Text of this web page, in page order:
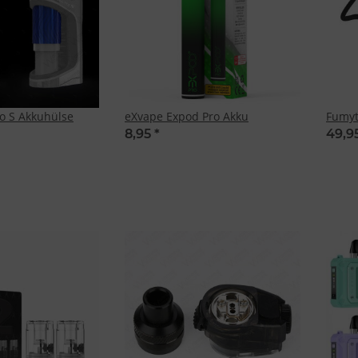
S Akkuhülse
eXvape Expod Pro Akku
8,95 *